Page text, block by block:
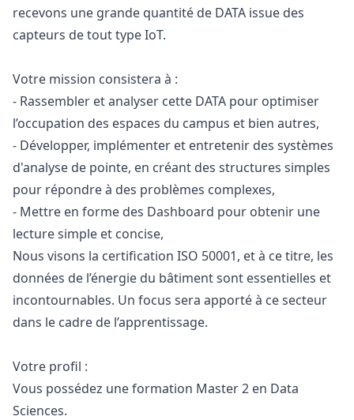
recevons une grande quantité de DATA issue des
capteurs de tout type IoT.
Votre mission consistera à :
- Rassembler et analyser cette DATA pour optimiser
l’occupation des espaces du campus et bien autres,
- Développer, implémenter et entretenir des systèmes
d'analyse de pointe, en créant des structures simples
pour répondre à des problèmes complexes,
- Mettre en forme des Dashboard pour obtenir une
lecture simple et concise,
Nous visons la certification ISO 50001, et à ce titre, les
données de l’énergie du bâtiment sont essentielles et
incontournables. Un focus sera apporté à ce secteur
dans le cadre de l’apprentissage.
Votre profil :
Vous possédez une formation Master 2 en Data
Sciences.